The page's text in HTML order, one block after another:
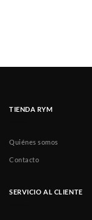
TIENDA RYM
Quiénes somos
Contacto
SERVICIO AL CLIENTE